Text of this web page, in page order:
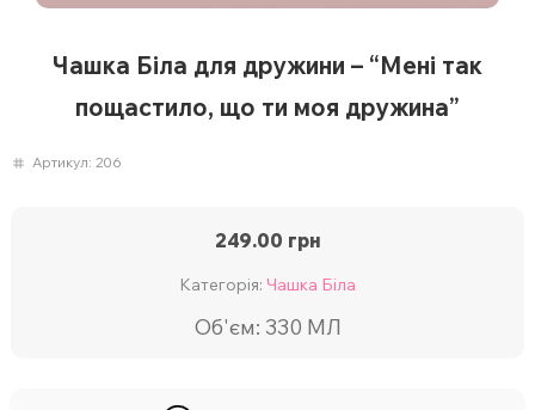
Чашка Біла для дружини – “Мені так
пощастило, що ти моя дружина”
Артикул: 206
249.00 грн
Категорія: Чашка Біла
Об'єм: 330 МЛ